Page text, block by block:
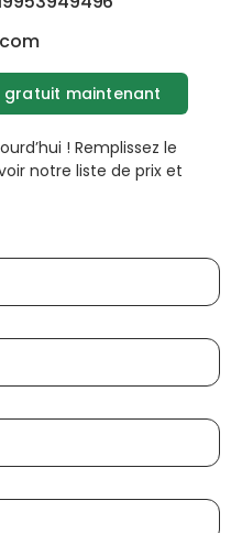
gratuit maintenant
! Remplissez le
notre liste de prix et